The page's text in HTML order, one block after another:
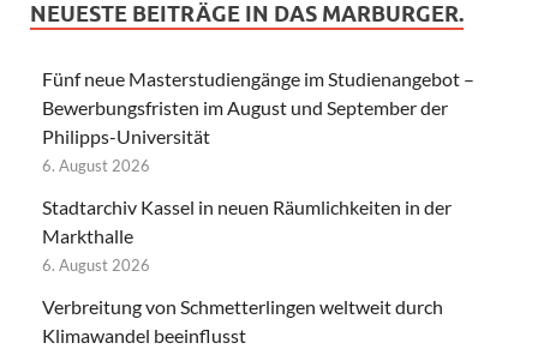
NEUESTE BEITRÄGE IN DAS MARBURGER.
Fünf neue Masterstudiengänge im Studienangebot –
Bewerbungsfristen im August und September der
Philipps-Universität
6. August 2026
Stadtarchiv Kassel in neuen Räumlichkeiten in der
Markthalle
6. August 2026
Verbreitung von Schmetterlingen weltweit durch
Klimawandel beeinflusst